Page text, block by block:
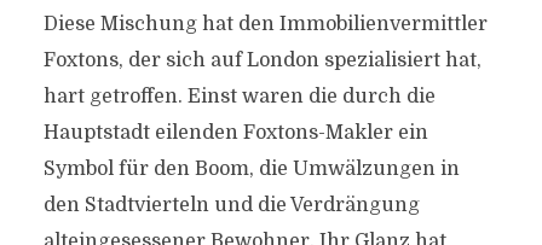
Diese Mischung hat den Immobilienvermittler
Foxtons, der sich auf London spezialisiert hat,
hart getroffen. Einst waren die durch die
Hauptstadt eilenden Foxtons-Makler ein
Symbol für den Boom, die Umwälzungen in
den Stadtvierteln und die Verdrängung